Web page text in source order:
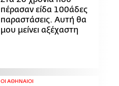
πέρασαν είδα 100άδες
παραστάσεις. Αυτή θα
μου μείνει αξέχαστη
ΟΙ ΑΘΗΝΑΙΟΙ